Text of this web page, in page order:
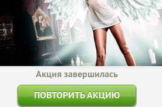
Акция завершилась
ПОВТОРИТЬ АКЦИЮ